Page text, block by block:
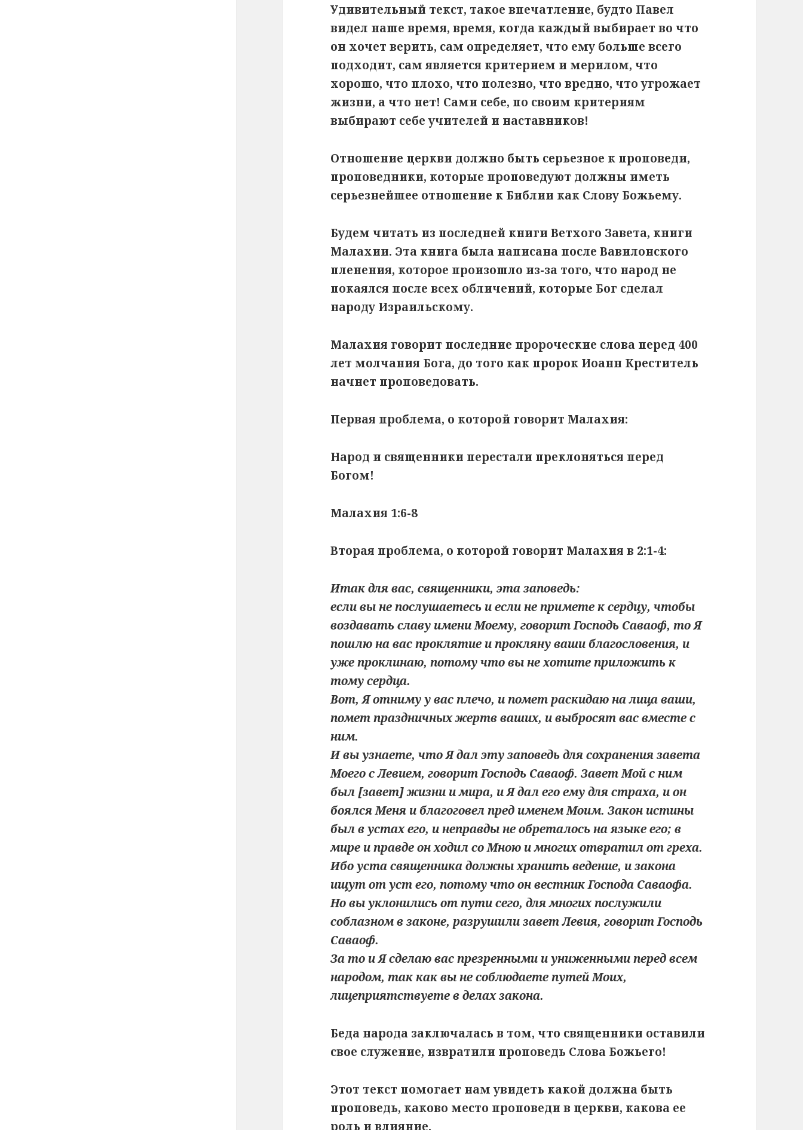
Удивительный текст, такое впечатление, будто Павел
видел наше время, время, когда каждый выбирает во что
он хочет верить, сам определяет, что ему больше всего
подходит, сам является критерием и мерилом, что
хорошо, что плохо, что полезно, что вредно, что угрожает
жизни, а что нет! Сами себе, по своим критериям
выбирают себе учителей и наставников!
Отношение церкви должно быть серьезное к проповеди,
проповедники, которые проповедуют должны иметь
серьезнейшее отношение к Библии как Слову Божьему.
Будем читать из последней книги Ветхого Завета, книги
Малахии. Эта книга была написана после Вавилонского
пленения, которое произошло из-за того, что народ не
покаялся после всех обличений, которые Бог сделал
народу Израильскому.
Малахия говорит последние пророческие слова перед 400
лет молчания Бога, до того как пророк Иоанн Креститель
начнет проповедовать.
Первая проблема, о которой говорит Малахия:
Народ и священники перестали преклоняться перед
Богом!
Малахия 1:6-8
Вторая проблема, о которой говорит Малахия в 2:1-4:
Итак для вас, священники, эта заповедь:
если вы не послушаетесь и если не примете к сердцу, чтобы
воздавать славу имени Моему, говорит Господь Саваоф, то Я
пошлю на вас проклятие и прокляну ваши благословения, и
уже проклинаю, потому что вы не хотите приложить к
тому сердца.
Вот, Я отниму у вас плечо, и помет раскидаю на лица ваши,
помет праздничных жертв ваших, и выбросят вас вместе с
ним.
И вы узнаете, что Я дал эту заповедь для сохранения завета
Моего с Левием, говорит Господь Саваоф. Завет Мой с ним
был [завет] жизни и мира, и Я дал его ему для страха, и он
боялся Меня и благоговел пред именем Моим. Закон истины
был в устах его, и неправды не обреталось на языке его; в
мире и правде он ходил со Мною и многих отвратил от греха.
Ибо уста священника должны хранить ведение, и закона
ищут от уст его, потому что он вестник Господа Саваофа.
Но вы уклонились от пути сего, для многих послужили
соблазном в законе, разрушили завет Левия, говорит Господь
Саваоф.
За то и Я сделаю вас презренными и униженными перед всем
народом, так как вы не соблюдаете путей Моих,
лицеприятствуете в делах закона.
Беда народа заключалась в том, что священники оставили
свое служение, извратили проповедь Слова Божьего!
Этот текст помогает нам увидеть какой должна быть
проповедь, каково место проповеди в церкви, какова ее
роль и влияние.